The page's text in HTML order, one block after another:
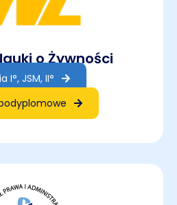
o Żywności
I°, JSM, II°